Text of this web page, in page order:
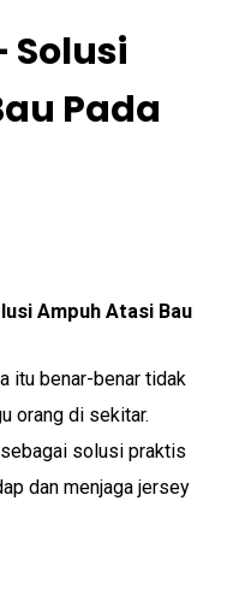
Solusi
Pada
Ampuh Atasi Bau
itu benar-benar tidak
orang di sekitar.
solusi praktis
dan menjaga jersey